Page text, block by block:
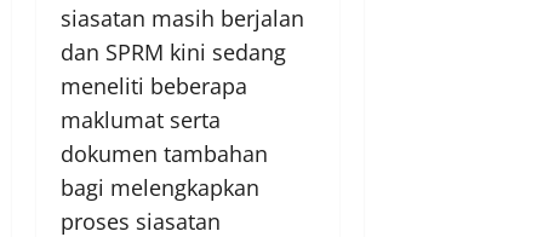
siasatan masih berjalan
dan SPRM kini sedang
meneliti beberapa
maklumat serta
dokumen tambahan
bagi melengkapkan
proses siasatan